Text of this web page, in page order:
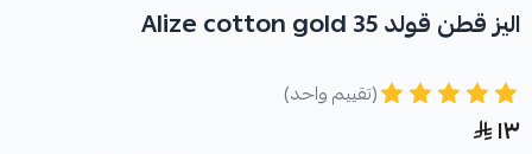
اليز قطن قولد Alize cotton gold 35
(تقييم واحد)
١٣